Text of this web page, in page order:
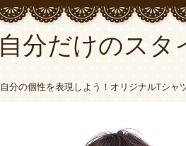
自分だけのス
自分の個性を表現しよう！オリジナルTシャ